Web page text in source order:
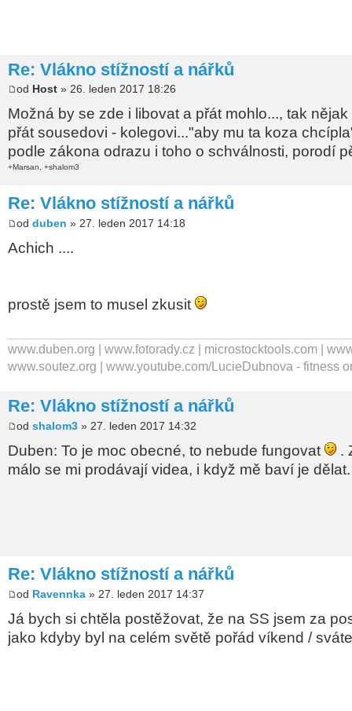
Re: Vlákno stížností a nářků
od Host » 26. leden 2017 18:26
Možná by se zde i libovat a přát mohlo..., tak
přát sousedovi - kolegovi..."aby mu ta koza
podle zákona odrazu i toho o schválnosti, porodí
+Marsan, +shalom3
Re: Vlákno stížností a nářků
od duben » 27. leden 2017 14:18
Achich ....
prostě jsem to musel zkusit
www.duben.org | www.fotorady.cz | microstocktools.com |
www.soutez.org | www.youtube.com/LucieDubnova - fitness
Re: Vlákno stížností a nářků
od shalom3 » 27. leden 2017 14:32
Duben: To je moc obecné, to nebude fungovat
.
málo se mi prodávají videa, i když mě baví je
Re: Vlákno stížností a nářků
od Ravennka » 27. leden 2017 14:37
Já bych si chtěla postěžovat, že na SS jsem za
jako kdyby byl na celém světě pořád víkend /